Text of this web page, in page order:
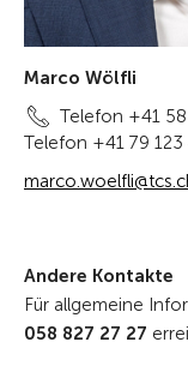
Marco Wölfli
Telefon +41
Telefon +41 79 123
Andere Kontakte
Für allgemeine
058 827 27 27